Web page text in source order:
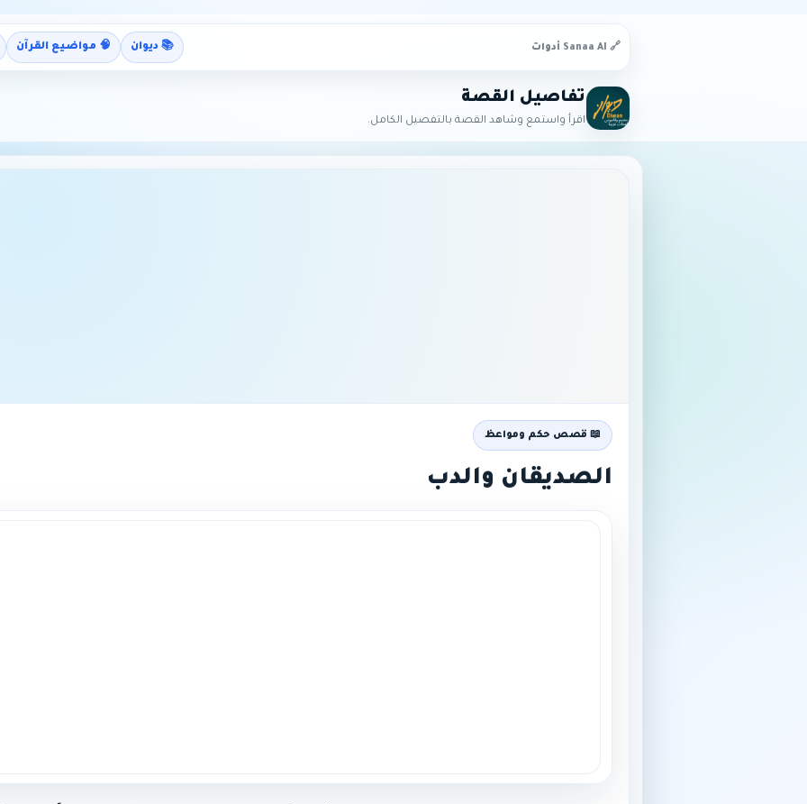
🔗 Sanaa AI أدوات 📚 ديوان 🧠 مواضيع القرآن
تفاصيل القصة
اقرأ واستمع وشاهد القصة بالتفصيل الكامل.
📖 قصص حكم ومواعظ
الصديقان والدب